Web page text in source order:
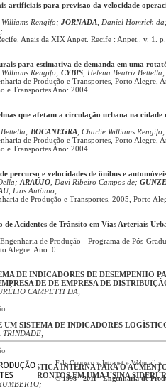
artificiais para previsao da velocidade
Williams Rengifo; JORNADA , Daniel Homrich
Anais da XIX Anpet. Recife : Anpet,. v. 1.
para estimativa de demanda em uma
Williams Rengifo; CYBIS , Helena Beatriz
de Produção e Transportes, Porto Alegre,
e Transportes Ano: 2004
que afetam a circulação urbana na cidade
Bettella; BOCANEGRA , Charlie Williams
de Produção e Transportes, Porto Alegre,
e Transportes Ano: 2004
percurso e velocidades de ônibus e
ARAÚJO , Davi Ribeiro Campos de;
, Luis Antônio;
de Produção e Transportes, 2005, Porto
de Acidentes de Trânsito em Vias Arteriais
de Produção - Programa de Pós-
Alegre. Ano: 0
DE INDICADORES DE DESEMPENHO
DE DE EMPRESA DE
CAMPETTI DA;
UM SISTEMA DE INDICADORES
TRINDADE;
LOGÍSTICA INTERNA PARA O
PRONTOS EM UMA USINA
Fale Conosco »Intranet»Webmail»
© 1998 - 2011 - Engenharia de